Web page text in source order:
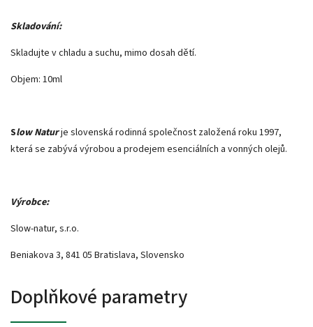
Skladování:
Skladujte v chladu a suchu, mimo dosah dětí.
Objem: 10ml
Slow Naturje slovenská rodinná společnost založená roku 1997,
která se zabývá výrobou a prodejem esenciálních a vonných olejů.
Výrobce:
Slow-natur, s.r.o.
Beniakova 3, 841 05 Bratislava, Slovensko
Doplňkové parametry